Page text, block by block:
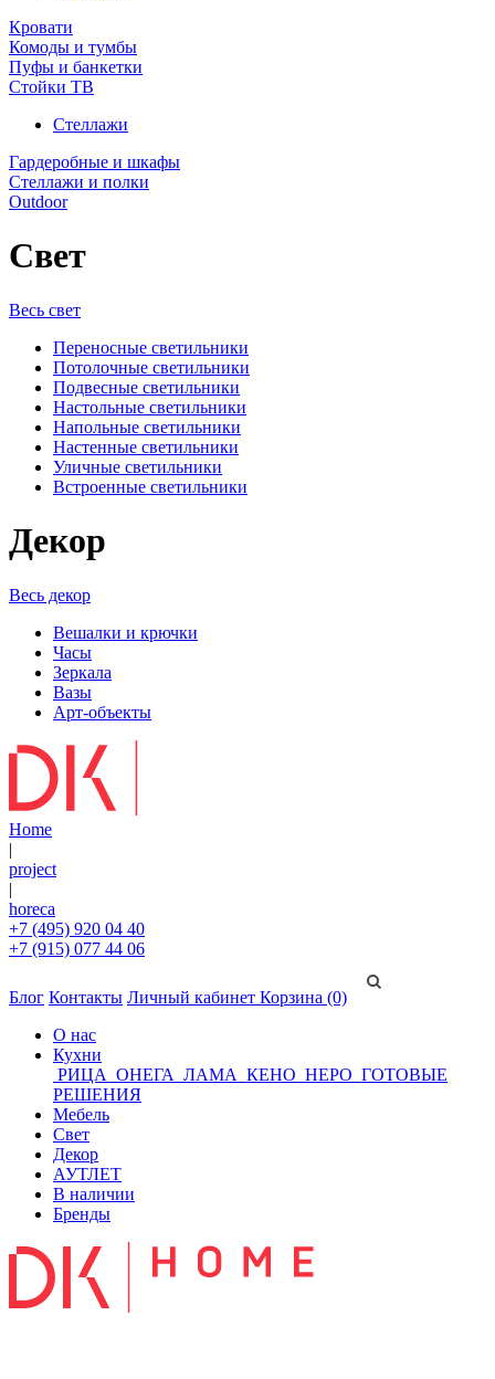
Кровати
Комоды и тумбы
Пуфы и банкетки
Стойки ТВ
Стеллажи
Гардеробные и шкафы
Стеллажи и полки
Outdoor
Свет
Весь свет
Переносные светильники
Потолочные светильники
Подвесные светильники
Настольные светильники
Напольные светильники
Настенные светильники
Уличные светильники
Встроенные светильники
Декор
Весь декор
Вешалки и крючки
Часы
Зеркала
Вазы
Арт-объекты
Home
|
project
|
horeca
+7 (495) 920 04 40
+7 (915) 077 44 06
Блог Контакты Личный кабинет Корзина (0)
О нас
Кухни
РИЦА ОНЕГА ЛАМА КЕНО НЕРО ГОТОВЫЕ
РЕШЕНИЯ
Мебель
Свет
Декор
АУТЛЕТ
В наличии
Бренды